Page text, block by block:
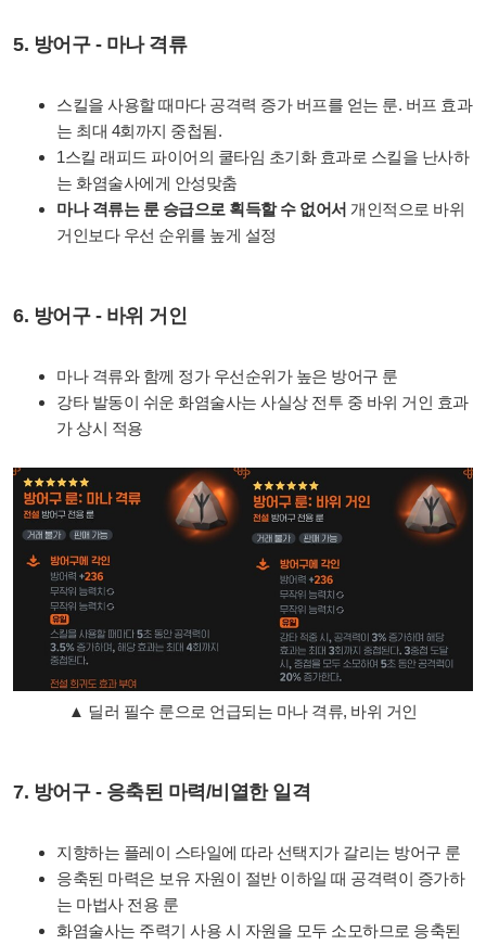
5. 방어구 - 마나 격류
스킬을 사용할 때마다 공격력 증가 버프를 얻는 룬. 버프 효과
는 최대 4회까지 중첩됨.
1스킬 래피드 파이어의 쿨타임 초기화 효과로 스킬을 난사하
는 화염술사에게 안성맞춤
마나 격류는 룬 승급으로 획득할 수 없어서 개인적으로 바위
거인보다 우선 순위를 높게 설정
6. 방어구 - 바위 거인
마나 격류와 함께 정가 우선순위가 높은 방어구 룬
강타 발동이 쉬운 화염술사는 사실상 전투 중 바위 거인 효과
가 상시 적용
▲ 딜러 필수 룬으로 언급되는 마나 격류, 바위 거인
7. 방어구 - 응축된 마력/비열한 일격
지향하는 플레이 스타일에 따라 선택지가 갈리는 방어구 룬
응축된 마력은 보유 자원이 절반 이하일 때 공격력이 증가하
는 마법사 전용 룬
화염술사는 주력기 사용 시 자원을 모두 소모하므로 응축된